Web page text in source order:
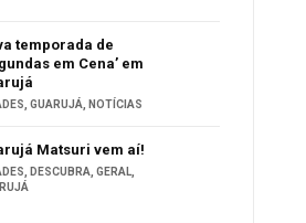
temporada de
em Cena’ em
,GUARUJÁ, NOTÍCIAS
Matsuri vem aí!
, DESCUBRA,GERAL,